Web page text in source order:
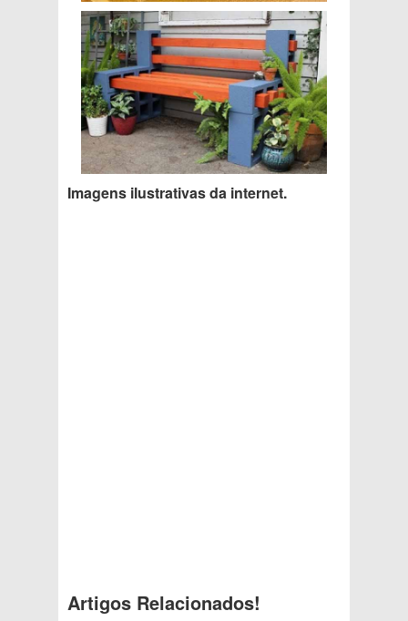
Imagens ilustrativas da internet.
Artigos Relacionados!